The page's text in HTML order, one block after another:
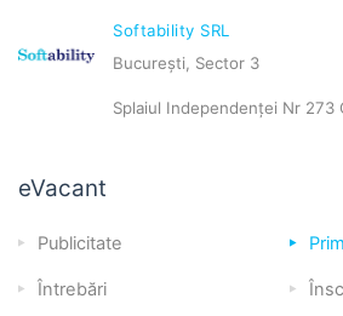
Softability SRL
București, Sector 3
Splaiul Independenței Nr 273
eVacant
Publicitate
Întrebări